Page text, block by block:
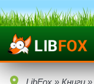
LibFox » Книги »